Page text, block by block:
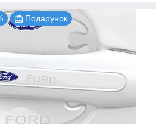
Подарунок